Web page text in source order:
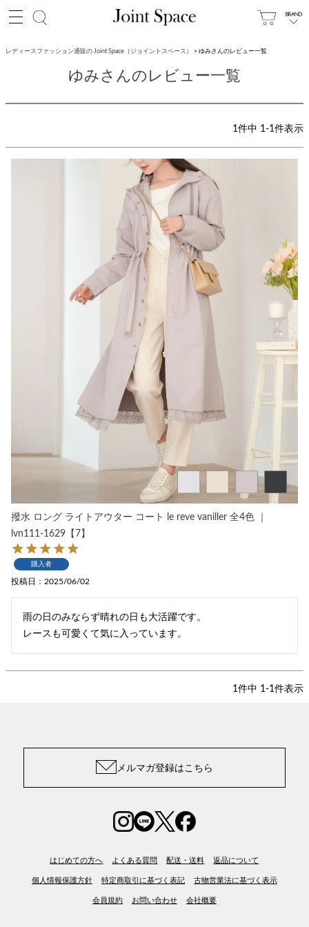
レディースファッション通販の Joint Space（ジョイントスペース） ゆみさんのレビュー一覧
ゆみさんのレビュー一覧
1件中 1-1件表示
撥水 ロング ライトアウター コート le reve vaniller 全4色 ｜
lvn111-1629【7】
購入者
投稿日 2025/06/02
雨の日のみならず晴れの日も大活躍です。
レースも可愛くて気に入っています。
1 件中 1 -1 件表示
メルマガ登録はこちら
はじめての方へ よくある質問 配送・送料 返品について
個人情報保護方針 特定商取引に基づく表記 古物営業法に基づく表示
会員規約 お問い合わせ 会社概要